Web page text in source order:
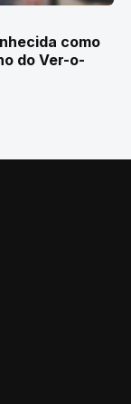
como
do Ver-o-